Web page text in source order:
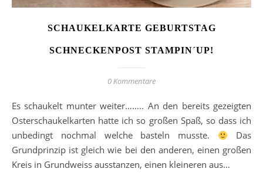
SCHAUKELKARTE GEBURTSTAG
SCHNECKENPOST STAMPIN´UP!
0 Kommentare
Es schaukelt munter weiter…….. An den bereits gezeigten
Osterschaukelkarten hatte ich so großen Spaß, so dass ich
unbedingt nochmal welche basteln musste.
Das
Grundprinzip ist gleich wie bei den anderen, einen großen
Kreis in Grundweiss ausstanzen, einen kleineren aus…